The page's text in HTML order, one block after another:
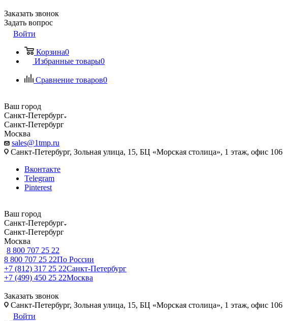
Заказать звонок
Задать вопрос
Войти
Корзина0
Избранные товары0
Сравнение товаров0
Ваш город
Санкт-Петербург
Санкт-Петербург
Москва
sales@1tmp.ru
Санкт-Петербург, Зольная улица, 15, БЦ «Морская столица», 1 этаж, офис 106
Вконтакте
Telegram
Pinterest
Ваш город
Санкт-Петербург
Санкт-Петербург
Москва
8 800 707 25 22
8 800 707 25 22По России
+7 (812) 317 25 22Санкт-Петербург
+7 (499) 450 25 22Москва
Заказать звонок
Санкт-Петербург, Зольная улица, 15, БЦ «Морская столица», 1 этаж, офис 106
Войти